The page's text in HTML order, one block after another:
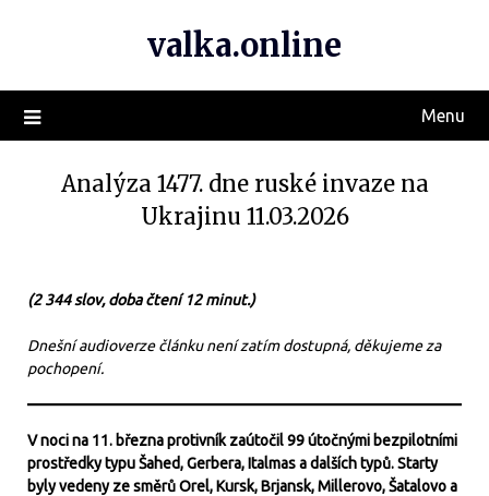
valka.online
Menu
Analýza 1477. dne ruské invaze na
Ukrajinu 11.03.2026
(2 344 slov, doba čtení 12 minut.)
Dnešní audioverze článku není zatím dostupná, děkujeme za
pochopení.
V noci na 11. března protivník zaútočil 99 útočnými bezpilotními
prostředky typu Šahed, Gerbera, Italmas a dalších typů. Starty
byly vedeny ze směrů Orel, Kursk, Brjansk, Millerovo, Šatalovo a